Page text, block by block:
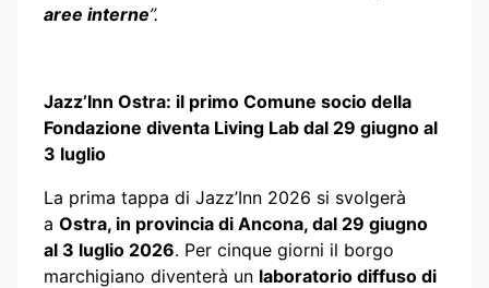
aree interne”.
Jazz’Inn Ostra: il primo Comune socio della
Fondazione diventa Living Lab dal 29 giugno al
3 luglio
La prima tappa di Jazz’Inn 2026 si svolgerà
a Ostra, in provincia di Ancona, dal 29 giugno
al 3 luglio 2026. Per cinque giorni il borgo
marchigiano diventerà un laboratorio diffuso di